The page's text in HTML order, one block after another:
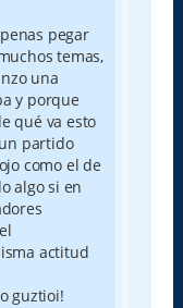
pegar
temas,
una
y porque
qué va esto
partido
como el de
algo si en
actitud
guztioi!